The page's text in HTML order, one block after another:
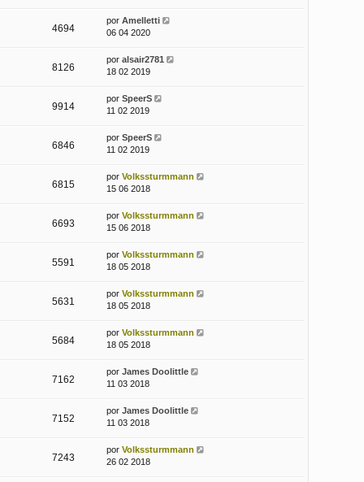
4694
por Amelletti
06 04 2020
8126
por alsair2781
18 02 2019
9914
por SpeerS
11 02 2019
6846
por SpeerS
11 02 2019
6815
por Volkssturmmann
15 06 2018
6693
por Volkssturmmann
15 06 2018
5591
por Volkssturmmann
18 05 2018
5631
por Volkssturmmann
18 05 2018
5684
por Volkssturmmann
18 05 2018
7162
por James Doolittle
11 03 2018
7152
por James Doolittle
11 03 2018
7243
por Volkssturmmann
26 02 2018